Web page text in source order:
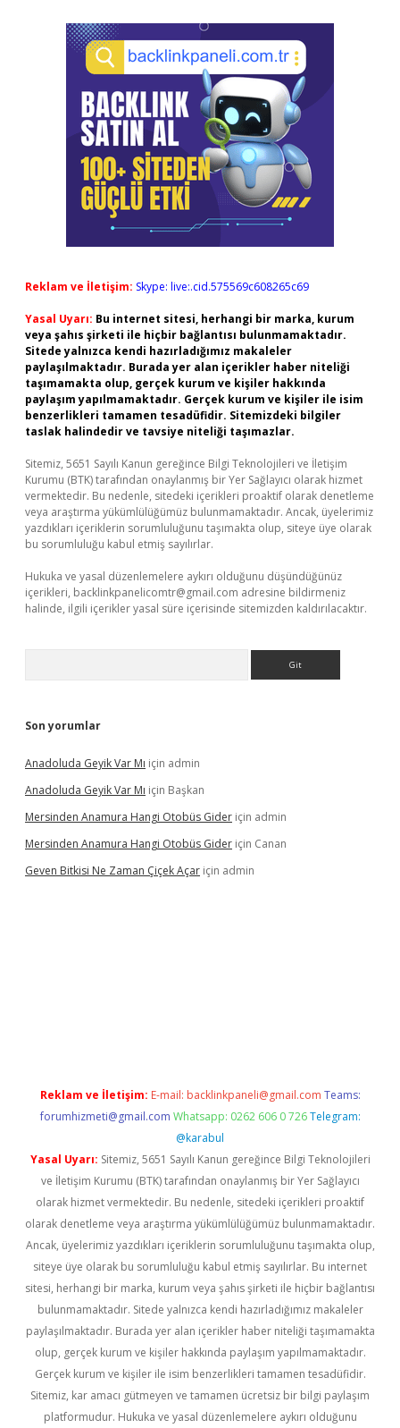
Reklam ve İletişim: Skype: live:.cid.575569c608265c69
Yasal Uyarı: Bu internet sitesi, herhangi bir marka, kurum
veya şahıs şirketi ile hiçbir bağlantısı bulunmamaktadır.
Sitede yalnızca kendi hazırladığımız makaleler
paylaşılmaktadır. Burada yer alan içerikler haber niteliği
taşımamakta olup, gerçek kurum ve kişiler hakkında
paylaşım yapılmamaktadır. Gerçek kurum ve kişiler ile isim
benzerlikleri tamamen tesadüfidir. Sitemizdeki bilgiler
taslak halindedir ve tavsiye niteliği taşımazlar.
Sitemiz, 5651 Sayılı Kanun gereğince Bilgi Teknolojileri ve İletişim
Kurumu (BTK) tarafından onaylanmış bir Yer Sağlayıcı olarak hizmet
vermektedir. Bu nedenle, sitedeki içerikleri proaktif olarak denetleme
veya araştırma yükümlülüğümüz bulunmamaktadır. Ancak, üyelerimiz
yazdıkları içeriklerin sorumluluğunu taşımakta olup, siteye üye olarak
bu sorumluluğu kabul etmiş sayılırlar.
Hukuka ve yasal düzenlemelere aykırı olduğunu düşündüğünüz
içerikleri, backlinkpanelicomtr@gmail.com adresine bildirmeniz
halinde, ilgili içerikler yasal süre içerisinde sitemizden kaldırılacaktır.
Son yorumlar
Anadoluda Geyik Var Mı için admin
Anadoluda Geyik Var Mı için Başkan
Mersinden Anamura Hangi Otobüs Gider için admin
Mersinden Anamura Hangi Otobüs Gider için Canan
Geven Bitkisi Ne Zaman Çiçek Açar için admin
Reklam ve İletişim: E-mail: backlinkpaneli@gmail.com Teams:
forumhizmeti@gmail.com Whatsapp: 0262 606 0 726 Telegram:
@karabul
Yasal Uyarı: Sitemiz, 5651 Sayılı Kanun gereğince Bilgi Teknolojileri
ve İletişim Kurumu (BTK) tarafından onaylanmış bir Yer Sağlayıcı
olarak hizmet vermektedir. Bu nedenle, sitedeki içerikleri proaktif
olarak denetleme veya araştırma yükümlülüğümüz bulunmamaktadır.
Ancak, üyelerimiz yazdıkları içeriklerin sorumluluğunu taşımakta olup,
siteye üye olarak bu sorumluluğu kabul etmiş sayılırlar. Bu internet
sitesi, herhangi bir marka, kurum veya şahıs şirketi ile hiçbir bağlantısı
bulunmamaktadır. Sitede yalnızca kendi hazırladığımız makaleler
paylaşılmaktadır. Burada yer alan içerikler haber niteliği taşımamakta
olup, gerçek kurum ve kişiler hakkında paylaşım yapılmamaktadır.
Gerçek kurum ve kişiler ile isim benzerlikleri tamamen tesadüfidir.
Sitemiz, kar amacı gütmeyen ve tamamen ücretsiz bir bilgi paylaşım
platformudur. Hukuka ve yasal düzenlemelere aykırı olduğunu